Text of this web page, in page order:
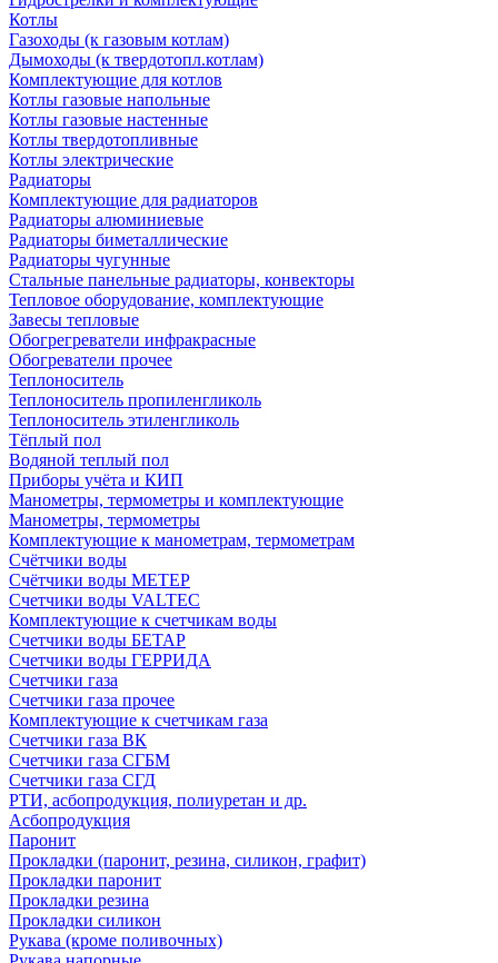
Котлы
Газоходы (к газовым котлам)
Дымоходы (к твердотопл.котлам)
Комплектующие для котлов
Котлы газовые напольные
Котлы газовые настенные
Котлы твердотопливные
Котлы электрические
Радиаторы
Комплектующие для радиаторов
Радиаторы алюминиевые
Радиаторы биметаллические
Радиаторы чугунные
Стальные панельные радиаторы, конвекторы
Тепловое оборудование, комплектующие
Завесы тепловые
Обогрегреватели инфракрасные
Обогреватели прочее
Теплоноситель
Теплоноситель пропиленгликоль
Теплоноситель этиленгликоль
Тёплый пол
Водяной теплый пол
Приборы учёта и КИП
Манометры, термометры и комплектующие
Манометры, термометры
Комплектующие к манометрам, термометрам
Счётчики воды
Счётчики воды МЕТЕР
Счетчики воды VALTEC
Комплектующие к счетчикам воды
Счетчики воды БЕТАР
Счетчики воды ГЕРРИДА
Счетчики газа
Счетчики газа прочее
Комплектующие к счетчикам газа
Счетчики газа ВК
Счетчики газа СГБМ
Счетчики газа СГД
РТИ, асбопродукция, полиуретан и др.
Асбопродукция
Паронит
Прокладки (паронит, резина, силикон, графит)
Прокладки паронит
Прокладки резина
Прокладки силикон
Рукава (кроме поливочных)